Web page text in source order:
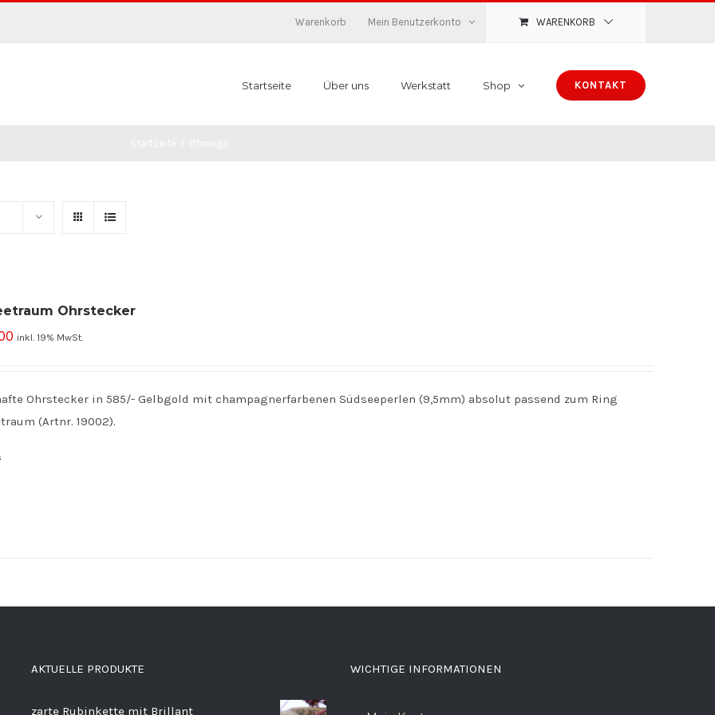
Warenkorb Mein Benutzerkonto WARENKORB
Startseite Über uns Werkstatt Shop KONTAKT
Ohrstecker
inkl. 19% MwSt.
Ohrstecker in 585/- Gelbgold mit champagnerfarbenen Südseeperlen (9,5mm) absolut passend zum Ring
(Artnr. 19002).
AKTUELLE PRODUKTE
zarte Rubinkette mit Brillant
WICHTIGE INFORMATIONEN